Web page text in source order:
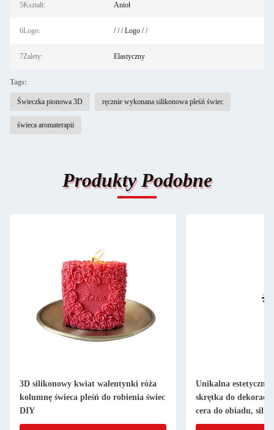
5Kształt: Anioł
6Logo: / / / Logo / /
7Zalety: Elastyczny
Tags:
Świeczka pionowa 3D ręcznie wykonana silikonowa pleśń świec
świeca aromaterapii
Produkty Podobne
kwiat walentynki róża
świeca pleśń do robienia świec
Unikalna estetyczna skrętka z
skrętka do dekoracji domu,
cera do obiadu, silikonowa
świecy